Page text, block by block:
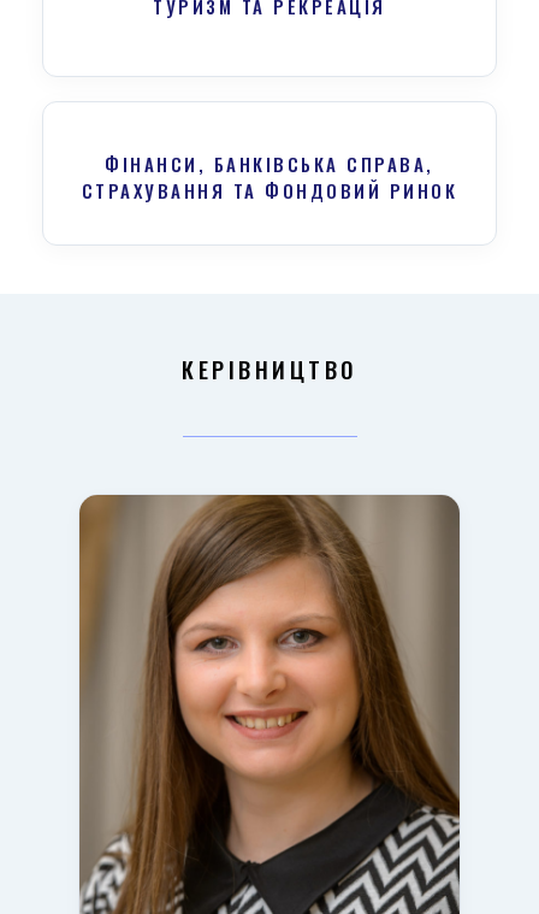
ТУРИЗМ ТА РЕКРЕАЦІЯ
ФІНАНСИ, БАНКІВСЬКА СПРАВА,
СТРАХУВАННЯ ТА ФОНДОВИЙ РИНОК
КЕРІВНИЦТВО